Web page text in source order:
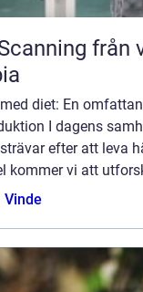
verklighet till exakt digital
diet: En
I dagens
efter att leva
kommer vi att
Vinde